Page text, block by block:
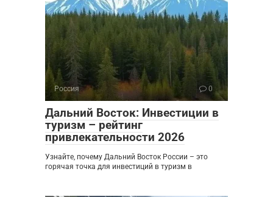
Россия 0
Дальний Восток: Инвестиции в
туризм – рейтинг
привлекательности 2026
Узнайте, почему Дальний Восток России – это
горячая точка для инвестиций в туризм в